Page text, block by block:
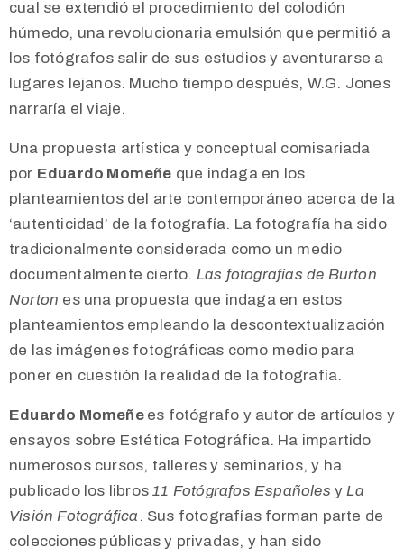
cual se extendió el procedimiento del colodión
húmedo, una revolucionaria emulsión que permitió a
los fotógrafos salir de sus estudios y aventurarse a
lugares lejanos. Mucho tiempo después, W.G. Jones
narraría el viaje.
Una propuesta artística y conceptual comisariada
por Eduardo Momeñe que indaga en los
planteamientos del arte contemporáneo acerca de la
‘autenticidad’ de la fotografía. La fotografía ha sido
tradicionalmente considerada como un medio
documentalmente cierto. Las fotografías de Burton
Norton es una propuesta que indaga en estos
planteamientos empleando la descontextualización
de las imágenes fotográficas como medio para
poner en cuestión la realidad de la fotografía.
Eduardo Momeñe es fotógrafo y autor de artículos y
ensayos sobre Estética Fotográfica. Ha impartido
numerosos cursos, talleres y seminarios, y ha
publicado los libros11 Fotógrafos EspañolesyLa
Visión Fotográfica . Sus fotografías forman parte de
colecciones públicas y privadas, y han sido